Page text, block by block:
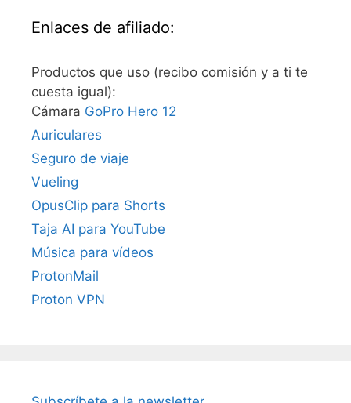
Enlaces de afiliado:
Productos que uso (recibo comisión y a ti te
cuesta igual):
Cámara GoPro Hero 12
Auriculares
Seguro de viaje
Vueling
OpusClip para Shorts
Taja AI para YouTube
Música para vídeos
ProtonMail
Proton VPN